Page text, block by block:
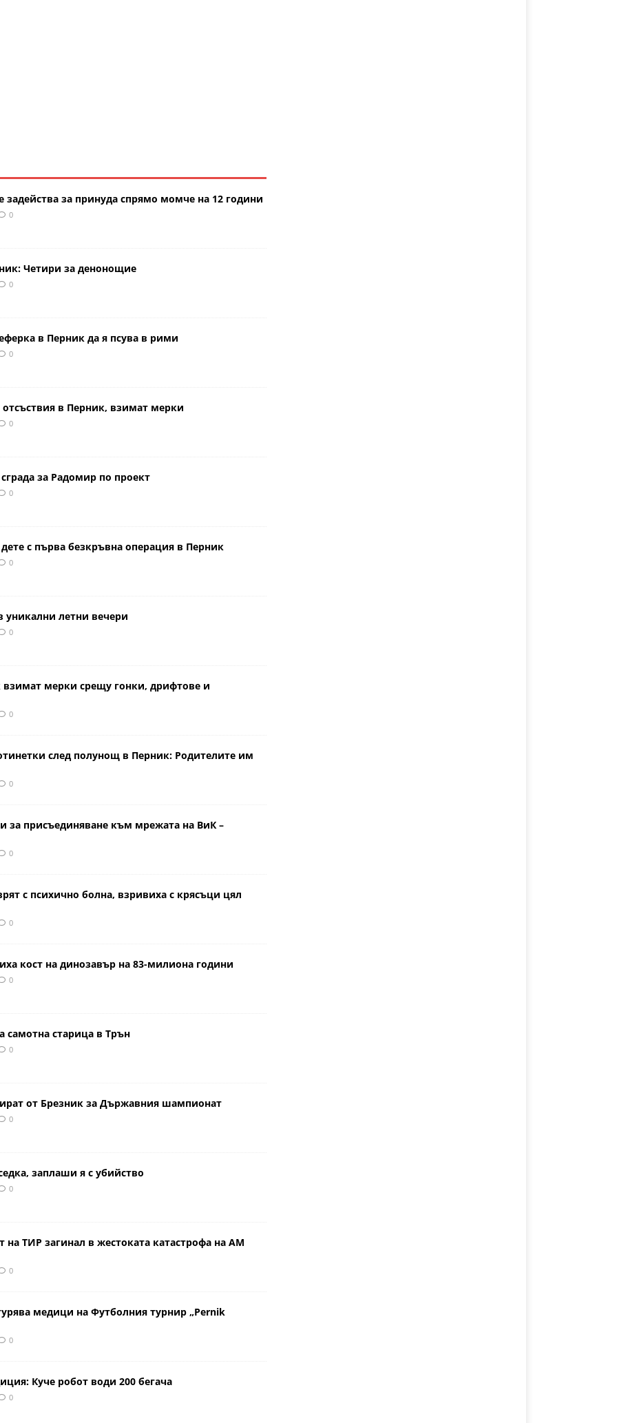
задейства за принуда спрямо момче на 12 години
0
Четири за денонощие
0
в Перник да я псува в рими
0
в Перник, взимат мерки
0
за Радомир по проект
0
с първа безкръвна операция в Перник
0
летни вечери
0
мерки срещу гонки, дрифтове и
0
след полунощ в Перник: Родителите им
0
за присъединяване към мрежата на ВиК –
0
с психично болна, взривиха с крясъци цял
0
кост на динозавър на 83-милиона години
0
самотна старица в Трън
0
от Брезник за Държавния шампионат
0
заплаши я с убийство
0
ТИР загинал в жестоката катастрофа на АМ
0
медици на Футболния турнир „Pernik
0
Куче робот води 200 бегача
0